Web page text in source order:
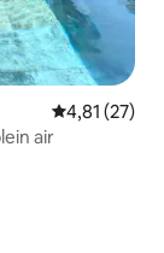
Évaluation
4,81 (27)
air